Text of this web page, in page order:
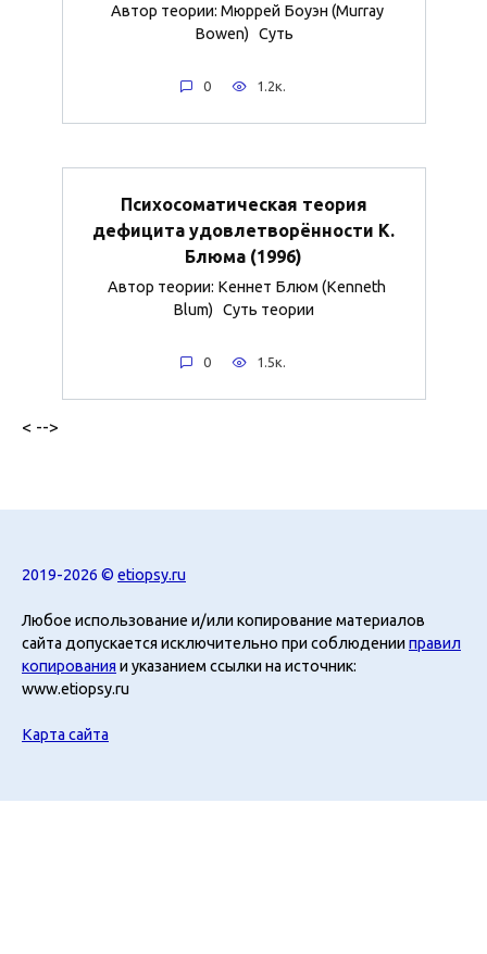
Автор теории: Мюррей Боуэн (Murray
Bowen) Суть
0 1.2к.
Психосоматическая теория
дефицита удовлетворённости К.
Блюма (1996)
Автор теории: Кеннет Блюм (Kenneth
Blum) Суть теории
0 1.5к.
< -->
2019-2026 © etiopsy.ru
Любое использование и/или копирование материалов
сайта допускается исключительно при соблюденииправил
копирования и указанием ссылки на источник:
www.etiopsy.ru
Карта сайта